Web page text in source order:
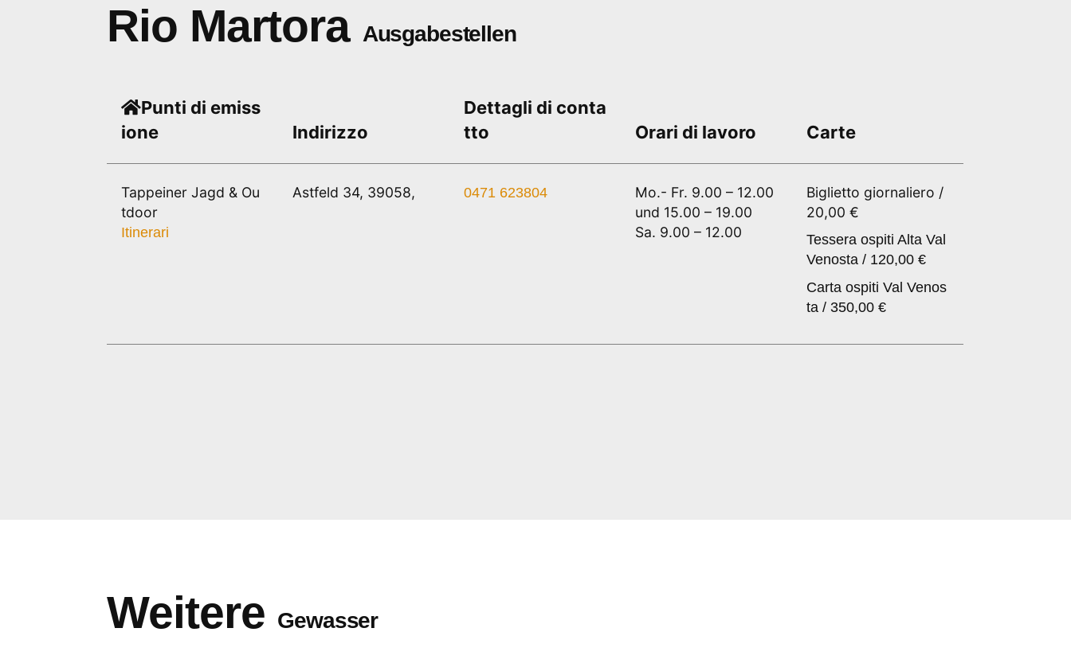
Rio Martora Ausgabestellen
Punti di emiss
ione
Indirizzo
Dettagli di conta
tto
Orari di lavoro Carte
Tappeiner Jagd & Ou
tdoor
Itinerari
Astfeld 34, 39058, 0471 623804
Mo.- Fr. 9.00 – 12.00
und 15.00 – 19.00
Sa. 9.00 – 12.00
Biglietto giornaliero /
20,00 €
Tessera ospiti Alta Val
Venosta / 120,00 €
Carta ospiti Val Venos
ta / 350,00 €
Weitere Gewasser